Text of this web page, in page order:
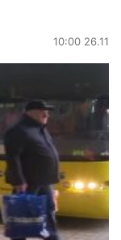
10:00 26.11